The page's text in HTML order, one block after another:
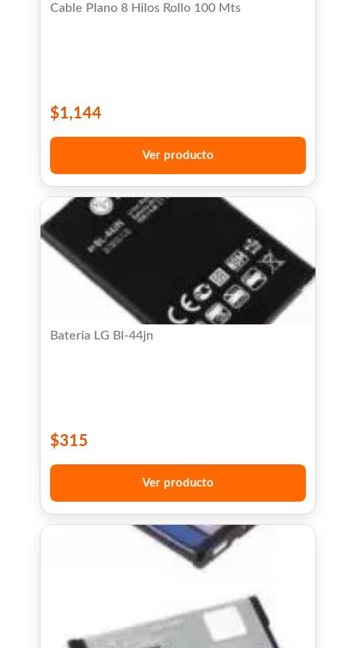
Cable Plano 8 Hilos Rollo 100 Mts
$1,144
Ver producto
Bateria LG Bl-44jn
$315
Ver producto